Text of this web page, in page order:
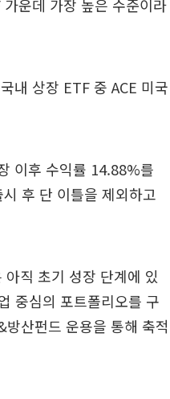
운데 가장 높은 수준이라
내 상장 ETF 중 ACE 미국
이후 수익률 14.88%를
후 단 이틀을 제외하고
직 초기 성장 단계에 있
중심의 포트폴리오를 구
산펀드 운용을 통해 축적